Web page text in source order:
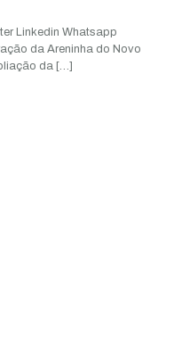
Linkedin Whatsapp
da Areninha do Novo
da […]